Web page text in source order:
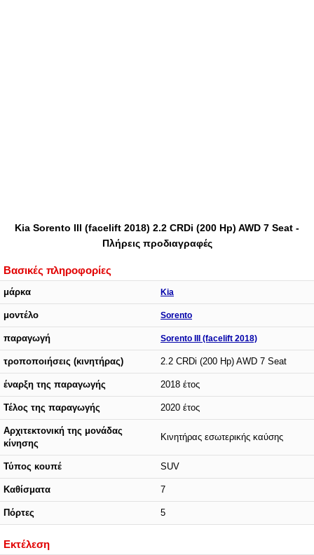
Kia Sorento III (facelift 2018) 2.2 CRDi (200 Hp) AWD 7 Seat -
Πλήρεις προδιαγραφές
Βασικές πληροφορίες
μάρκα Kia
μοντέλο Sorento
παραγωγή Sorento III (facelift 2018)
τροποποιήσεις (κινητήρας) 2.2 CRDi (200 Hp) AWD 7 Seat
έναρξη της παραγωγής 2018 έτος
Τέλος της παραγωγής 2020 έτος
Αρχιτεκτονική της μονάδας
κίνησης
Κινητήρας εσωτερικής καύσης
Τύπος κουπέ SUV
Καθίσματα 7
Πόρτες 5
Εκτέλεση